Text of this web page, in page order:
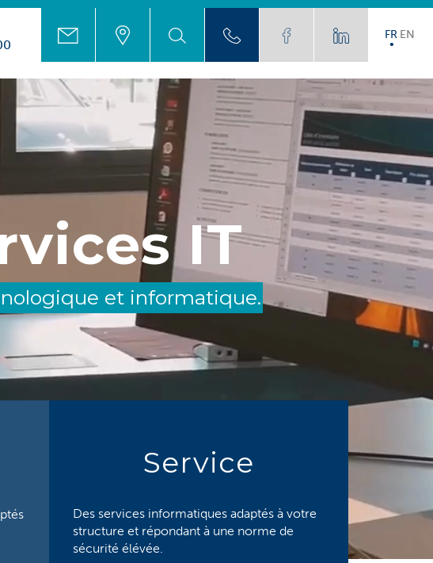
FR EN
IT
et informatique.
Service
Des services informatiques adaptés à votre
structure et répondant à une norme de
sécurité élévée.